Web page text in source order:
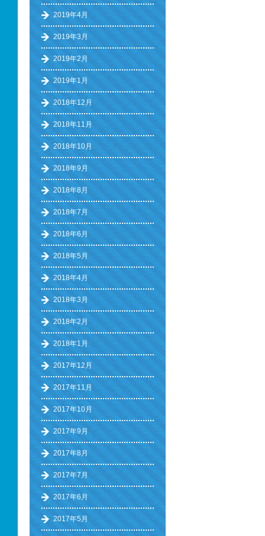
2019年4月
2019年3月
2019年2月
2019年1月
2018年12月
2018年11月
2018年10月
2018年9月
2018年8月
2018年7月
2018年6月
2018年5月
2018年4月
2018年3月
2018年2月
2018年1月
2017年12月
2017年11月
2017年10月
2017年9月
2017年8月
2017年7月
2017年6月
2017年5月